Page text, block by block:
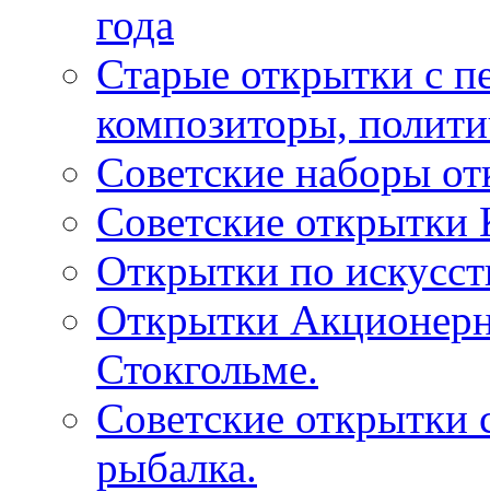
года
Старые открытки с
композиторы,
Советские наборы
Советские открытки
Открытки по
Открытки
Стокгольме.
Советские открытки
рыбалка.